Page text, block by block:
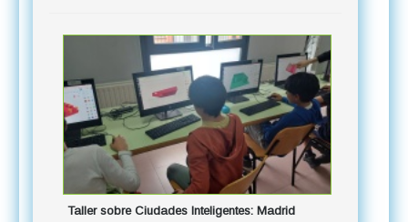
Taller sobre Ciudades Inteligentes: Madrid